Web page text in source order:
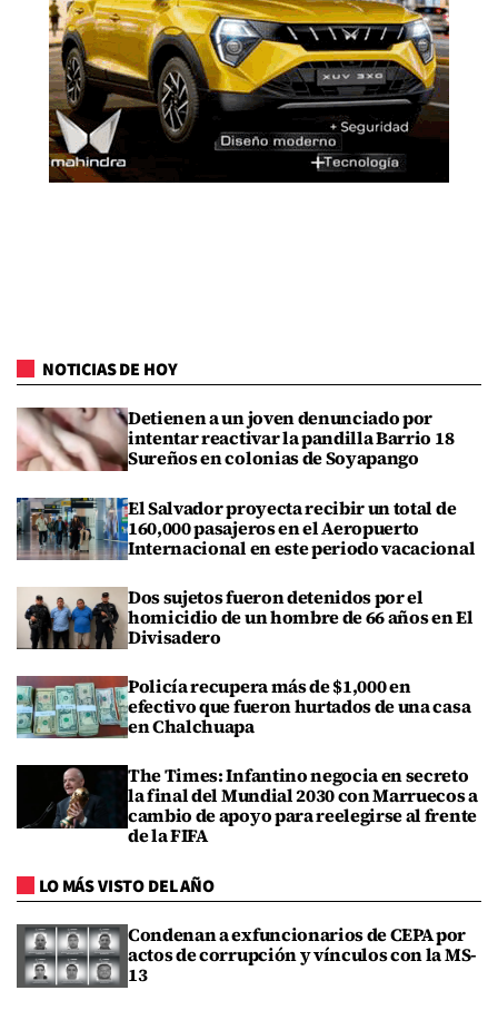
NOTICIAS DE HOY
Detienen a un joven denunciado por
intentar reactivar la pandilla Barrio 18
Sureños en colonias de Soyapango
El Salvador proyecta recibir un total de
160,000 pasajeros en el Aeropuerto
Internacional en este periodo vacacional
Dos sujetos fueron detenidos por el
homicidio de un hombre de 66 años en El
Divisadero
Policía recupera más de $1,000 en
efectivo que fueron hurtados de una casa
en Chalchuapa
The Times: Infantino negocia en secreto
la final del Mundial 2030 con Marruecos a
cambio de apoyo para reelegirse al frente
de la FIFA
LO MÁS VISTO DEL AÑO
Condenan a exfuncionarios de CEPA por
actos de corrupción y vínculos con la MS-
13